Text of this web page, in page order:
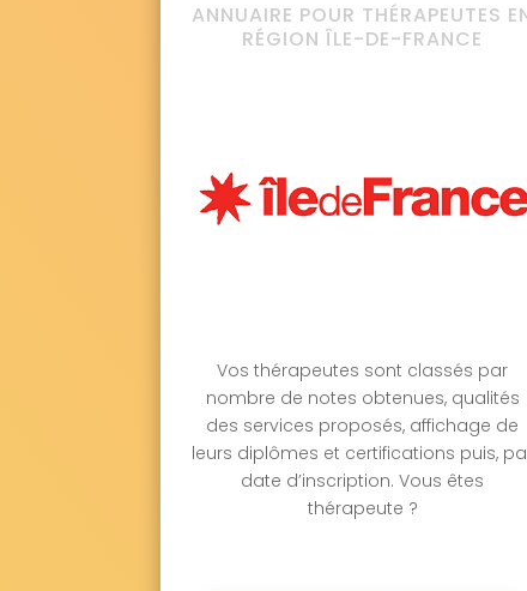
ANNUAIRE POUR THÉRAPEUTES
RÉGION ÎLE-DE-FRANCE
Vos thérapeutes sont classés par
nombre de notes obtenues, qualités
des services proposés, affichage de
leurs diplômes et certifications puis,
date d’inscription. Vous êtes
thérapeute ?